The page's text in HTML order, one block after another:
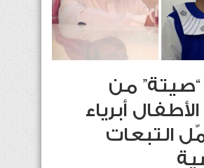
من
أبرياء
التبعات